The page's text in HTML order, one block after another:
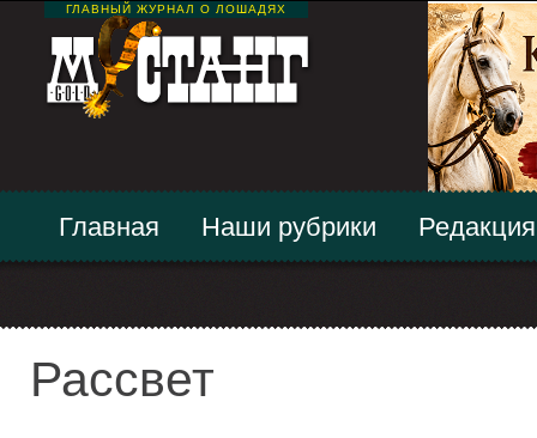
ГЛАВНЫЙ ЖУРНАЛ О ЛОШАДЯХ
Главная Наши рубрики Редакция
Рассвет